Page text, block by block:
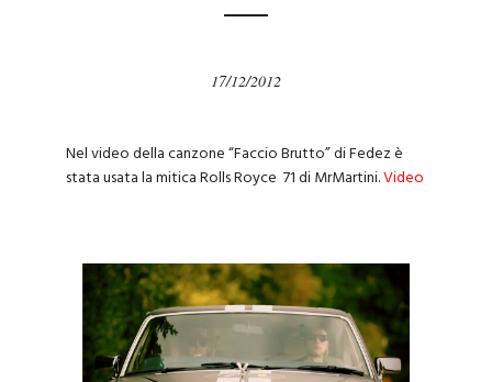
17/12/2012
Nel video della canzone “Faccio Brutto” di Fedez è
stata usata la mitica Rolls Royce 71 di MrMartini.Video